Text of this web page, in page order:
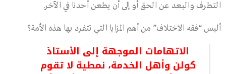
التطرف والبعد عن الحق أو إلى أن يطعن أحدنا في الآخر.
أليس “فقه الاختلاف” من أهم المزايا التي تتفرد بها هذه الأمة؟
الاتهامات الموجهة إلى الأستاذ
كولن وأهل الخدمة، نمطية لا تقوم